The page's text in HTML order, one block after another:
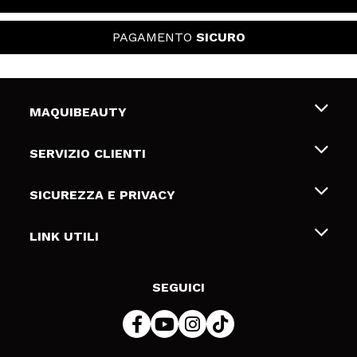
PAGAMENTO SICURO
MAQUIBEAUTY
Chi siamo
Gift Cards
SERVIZIO CLIENTI
Spedizioni & Resi
Metodi di pagamamento
SICUREZZA E PRIVACY
Termini e condizioni
LINK UTILI
SEGUICI